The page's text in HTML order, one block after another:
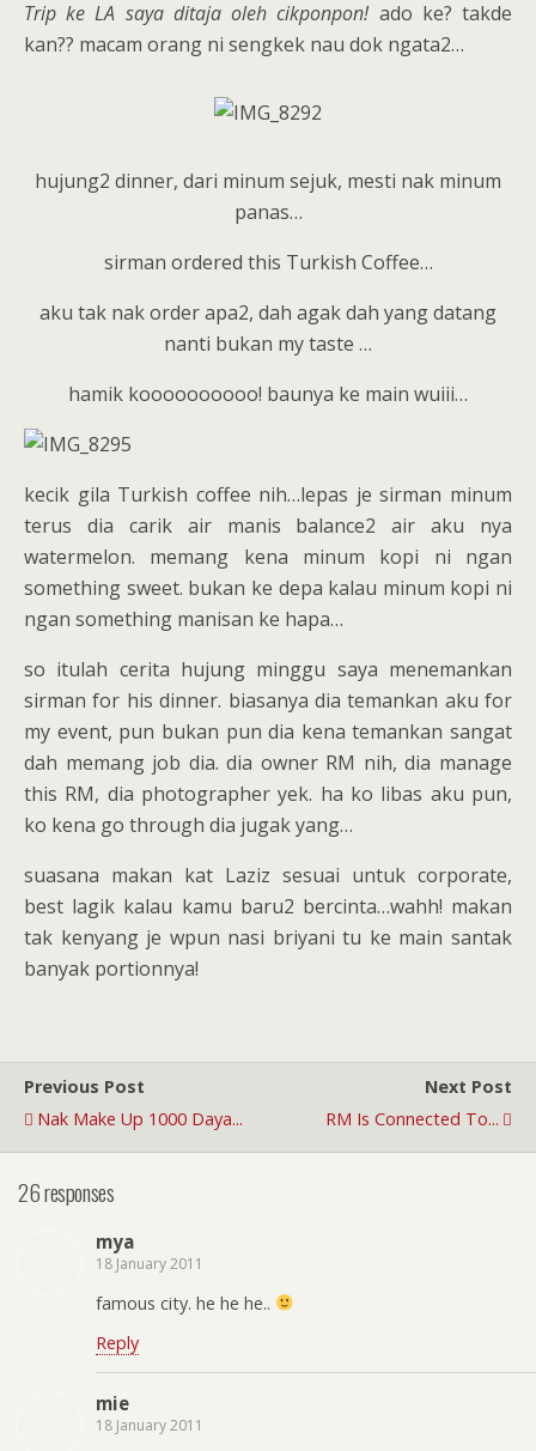
Trip ke LA saya ditaja oleh cikponpon! ado ke? takde
kan?? macam orang ni sengkek nau dok ngata2…
hujung2 dinner, dari minum sejuk, mesti nak minum
panas…
sirman ordered this Turkish Coffee…
aku tak nak order apa2, dah agak dah yang datang
nanti bukan my taste …
hamik koooooooooo! baunya ke main wuiii…
kecik gila Turkish coffee nih…lepas je sirman minum
terus dia carik air manis balance2 air aku nya
watermelon. memang kena minum kopi ni ngan
something sweet. bukan ke depa kalau minum kopi ni
ngan something manisan ke hapa…
so itulah cerita hujung minggu saya menemankan
sirman for his dinner. biasanya dia temankan aku for
my event, pun bukan pun dia kena temankan sangat
dah memang job dia. dia owner RM nih, dia manage
this RM, dia photographer yek. ha ko libas aku pun,
ko kena go through dia jugak yang…
suasana makan kat Laziz sesuai untuk corporate,
best lagik kalau kamu baru2 bercinta…wahh! makan
tak kenyang je wpun nasi briyani tu ke main santak
banyak portionnya!
Previous Post
Nak Make Up 1000 Daya...
Next Post
RM Is Connected To...
26 responses
mya
18 January 2011
famous city. he he he..
Reply
mie
18 January 2011